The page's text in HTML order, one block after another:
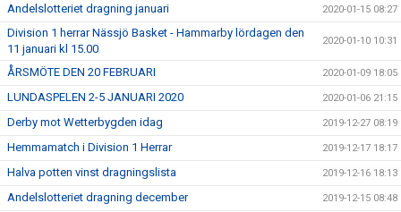
Andelslotteriet dragning januari 2020-01-15 08:27
Division 1 herrar Nässjö Basket - Hammarby lördagen den
11 januari kl 15.00
2020-01-10 10:31
ÅRSMÖTE DEN 20 FEBRUARI 2020-01-09 18:05
LUNDASPELEN 2-5 JANUARI 2020 2020-01-06 21:15
Derby mot Wetterbygden idag 2019-12-27 08:19
Hemmamatch i Division 1 Herrar 2019-12-17 18:17
Halva potten vinst dragningslista 2019-12-16 18:13
Andelslotteriet dragning december 2019-12-15 08:48